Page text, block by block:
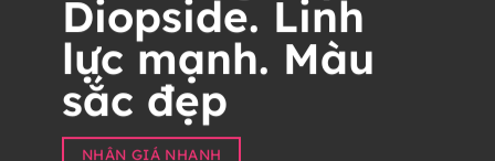
Diopside. Linh
lực mạnh. Màu
sắc đẹp
NHẬN GIÁ NHANH